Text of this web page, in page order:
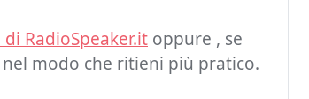
RadioSpeaker.it oppure , se
modo che ritieni più pratico.